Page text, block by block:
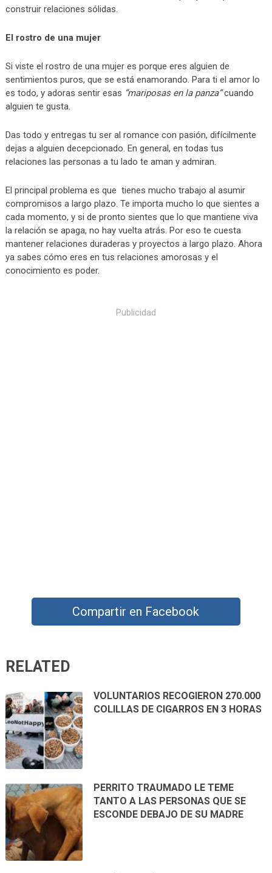
construir relaciones sólidas.
El rostro de una mujer
Si viste el rostro de una mujer es porque eres alguien de
sentimientos puros, que se está enamorando. Para ti el amor lo
es todo, y adoras sentir esas “mariposas en la panza”cuando
alguien te gusta.
Das todo y entregas tu ser al romance con pasión, difícilmente
dejas a alguien decepcionado. En general, en todas tus
relaciones las personas a tu lado te aman y admiran.
El principal problema es que tienes mucho trabajo al asumir
compromisos a largo plazo. Te importa mucho lo que sientes a
cada momento, y si de pronto sientes que lo que mantiene viva
la relación se apaga, no hay vuelta atrás. Por eso te cuesta
mantener relaciones duraderas y proyectos a largo plazo. Ahora
ya sabes cómo eres en tus relaciones amorosas y el
conocimiento es poder.
Publicidad
Compartir en Facebook
RELATED
VOLUNTARIOS RECOGIERON 270.000
COLILLAS DE CIGARROS EN 3 HORAS
PERRITO TRAUMADO LE TEME
TANTO A LAS PERSONAS QUE SE
ESCONDE DEBAJO DE SU MADRE